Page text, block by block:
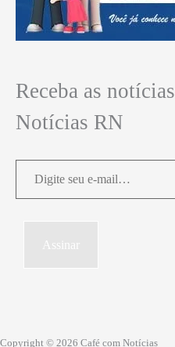
Receba as
Notícias RN
mail…Assinar
Copyright © 2026 Café com Notícias